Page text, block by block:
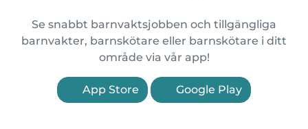
Se snabbt barnvaktsjobben och tillgängliga
barnvakter, barnskötare eller barnskötare i ditt
område via vår app!
App Store Google Play